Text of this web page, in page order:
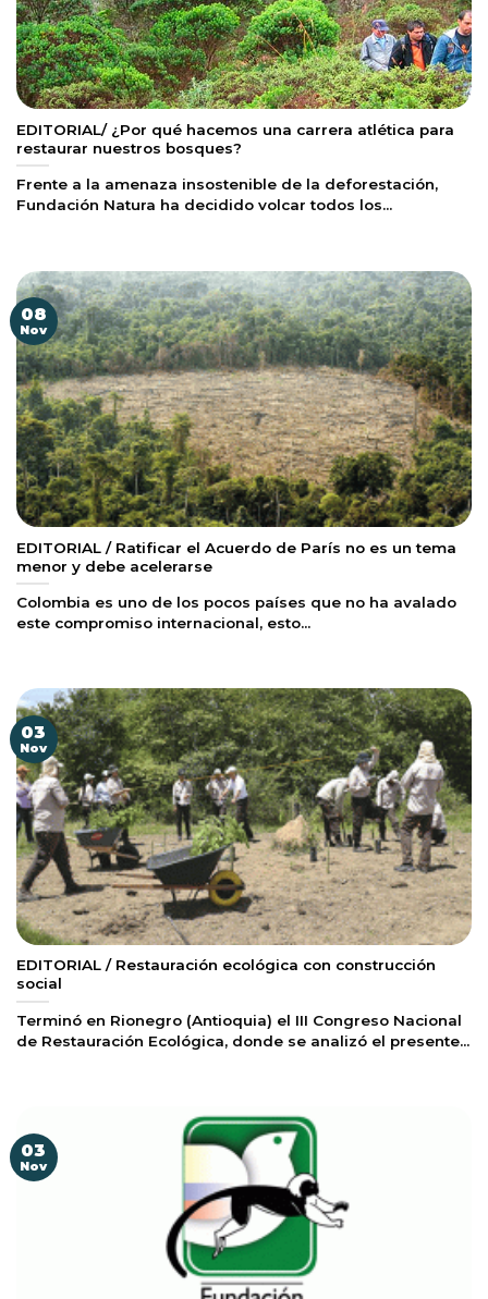
EDITORIAL/ ¿Por qué hacemos una carrera atlética para
restaurar nuestros bosques?
Frente a la amenaza insostenible de la deforestación,
Fundación Natura ha decidido volcar todos los...
EDITORIAL / Ratificar el Acuerdo de París no es un tema
menor y debe acelerarse
Colombia es uno de los pocos países que no ha avalado
este compromiso internacional, esto...
08
Nov
EDITORIAL / Restauración ecológica con construcción
social
Terminó en Rionegro (Antioquia) el III Congreso Nacional
de Restauración Ecológica, donde se analizó el presente...
03
Nov
03
Nov